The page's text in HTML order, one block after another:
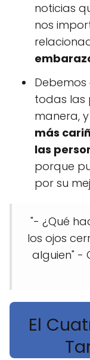
noticias
nos
todas las
manera, y
más
las
porque
por su
"- ¿Qué
los ojos
alguien" -
El